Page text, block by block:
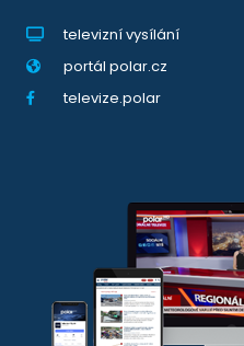
televizní vysílání
portál polar.cz
televize.polar